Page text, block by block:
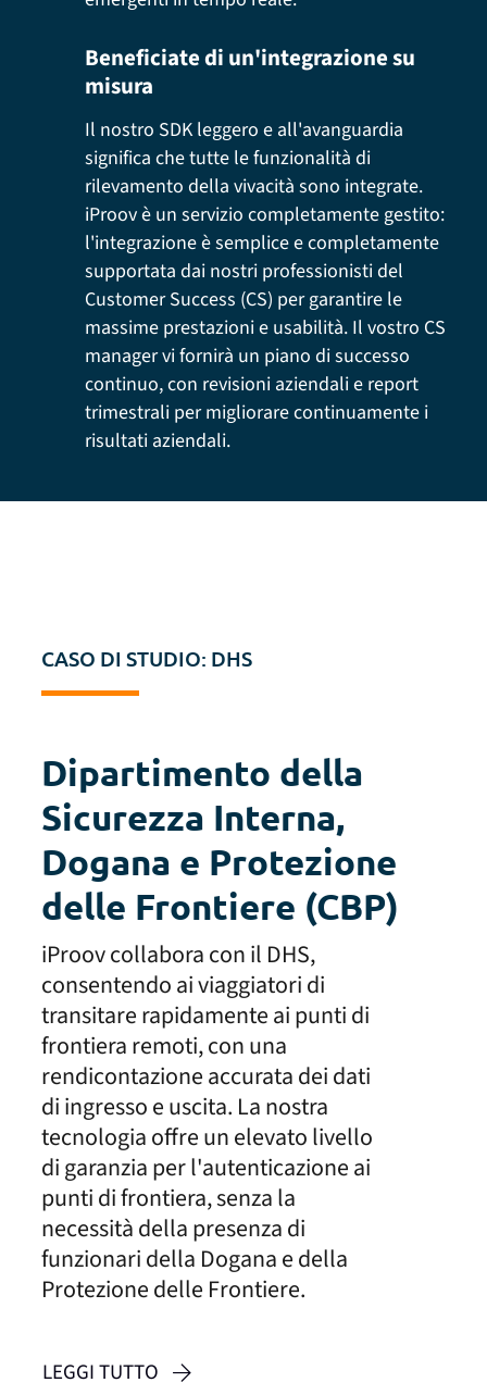
Beneficiate di un'integrazione su
misura
Il nostro SDK leggero e all'avanguardia
significa che tutte le funzionalità di
rilevamento della vivacità sono integrate.
iProov è un servizio completamente gestito:
l'integrazione è semplice e completamente
supportata dai nostri professionisti del
Customer Success (CS) per garantire le
massime prestazioni e usabilità. Il vostro CS
manager vi fornirà un piano di successo
continuo, con revisioni aziendali e report
trimestrali per migliorare continuamente i
risultati aziendali.
CASO DI STUDIO: DHS
Dipartimento della
Sicurezza Interna,
Dogana e Protezione
delle Frontiere (CBP)
iProov collabora con il DHS,
consentendo ai viaggiatori di
transitare rapidamente ai punti di
frontiera remoti, con una
rendicontazione accurata dei dati
di ingresso e uscita. La nostra
tecnologia offre un elevato livello
di garanzia per l'autenticazione ai
punti di frontiera, senza la
necessità della presenza di
funzionari della Dogana e della
Protezione delle Frontiere.
LEGGI TUTTO